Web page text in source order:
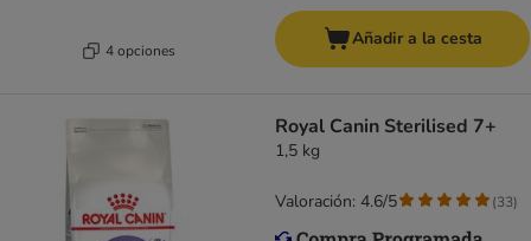
4 opciones
Añadir a la cesta
Royal Canin Sterilised 7+
1,5 kg
Valoración: 4.6/5 (33)